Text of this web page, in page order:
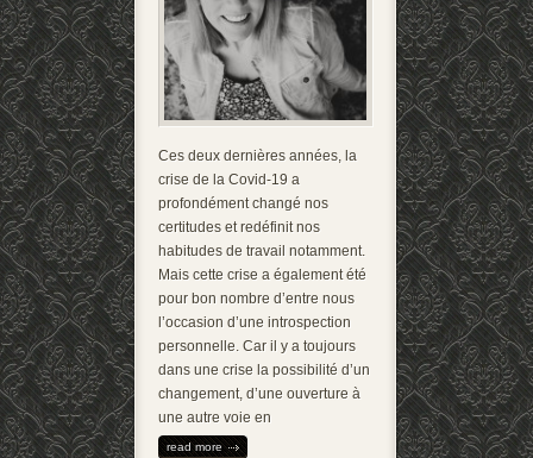
Ces deux dernières années, la
crise de la Covid-19 a
profondément changé nos
certitudes et redéfinit nos
habitudes de travail notamment.
Mais cette crise a également été
pour bon nombre d’entre nous
l’occasion d’une introspection
personnelle. Car il y a toujours
dans une crise la possibilité d’un
changement, d’une ouverture à
une autre voie en
read more